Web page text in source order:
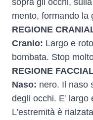
mento, formando la
REGIONE
Cranio: Largo e
bombata. Stop
REGIONE
Naso: nero. Il naso
degli occhi. E’
L'estremità è